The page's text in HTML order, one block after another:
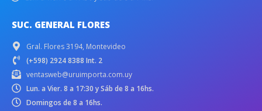
SUC. GENERAL FLORES
Gral. Flores 3194, Montevideo
(+598) 2924 8388 Int. 2
ventasweb@uruimporta.com.uy
Lun. a Vier. 8 a 17:30 y Sáb de 8 a 16hs.
Domingos de 8 a 16hs.